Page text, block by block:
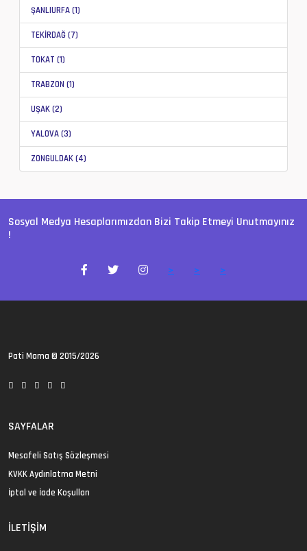
ŞANLIURFA (1)
TEKİRDAĞ (7)
TOKAT (1)
TRABZON (1)
UŞAK (2)
YALOVA (3)
ZONGULDAK (4)
Sosyal Medya Hesaplarımızdan Bizi Takip Etmeyi Unutmayınız
!
> > >
Pati Mama © 2015/2026
SAYFALAR
Mesafeli Satış Sözleşmesi
KVKK Aydınlatma Metni
İptal ve İade Koşulları
İLETIŞIM